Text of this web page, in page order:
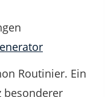
Routinier. Ein
besonderer